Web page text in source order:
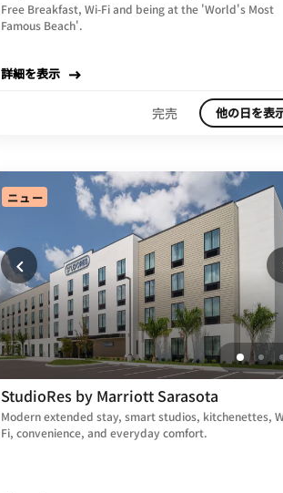
Free Breakfast, Wi-Fi and being at the 'World's Most
Famous Beach'.
詳細を表示
完売 他の日を表
ニュー
StudioRes by Marriott Sarasota
Modern extended stay, smart studios, kitchenettes,
Fi, convenience, and everyday comfort.